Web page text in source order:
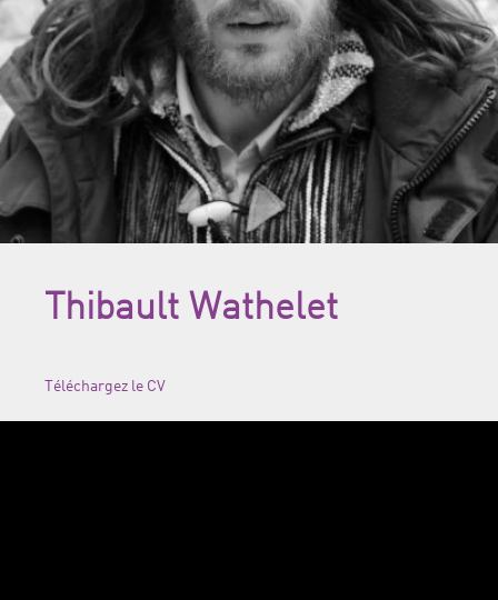
Thibault Wathelet
Téléchargez le CV